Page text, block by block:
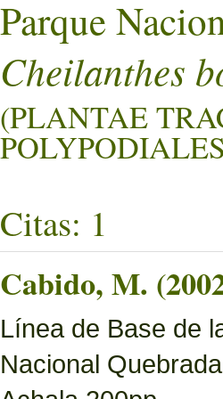
Parque
Cheilanthes
(PLANTAE
Citas: 1
Cabido, M.
Línea de Base de
Nacional